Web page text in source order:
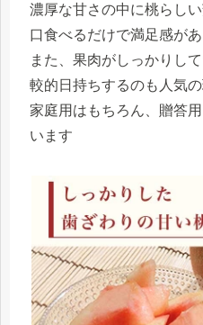
濃厚な甘さの中に桃らし
口食べるだけで満足感が
また、果肉がしっかりし
較的日持ちするのも人気
家庭用はもちろん、贈答
います